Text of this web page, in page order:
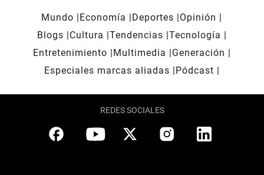
Mundo Economía Deportes
Opinión
Blogs
Cultura Tendencias Tecnología
Entretenimiento
Multimedia
Generación
Especiales marcas aliadas
Pódcast
REDES SOCIALES